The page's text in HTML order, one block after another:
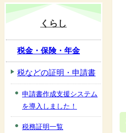
くらし
税金・保険・年金
税などの証明・申請書
申請書作成支援システム
を導入しました！
税務証明一覧